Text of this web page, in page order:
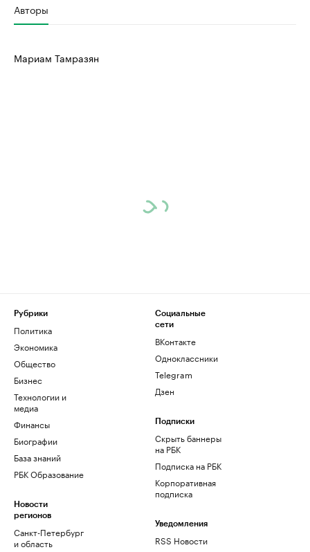
Авторы
Мариам Тамразян
Рубрики
Политика
Экономика
Общество
Бизнес
Технологии и
медиа
Финансы
Биографии
База знаний
РБК Образование
Новости
регионов
Санкт-Петербург
и область
Социальные
сети
ВКонтакте
Одноклассники
Telegram
Дзен
Подписки
Скрыть баннеры
на РБК
Подписка на РБК
Корпоративная
подписка
Уведомления
RSS Новости